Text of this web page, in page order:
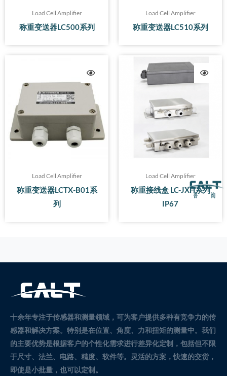
Load Cell Amplifier
称重变送器LC500系列
Load Cell Amplifier
称重变送器LC510系列
Load Cell Amplifier
称重变送器LCTX-B01系
列
Load Cell Amplifier
称重接线盒 LC-JXH系列
IP67
十余年专注于传感器和测量领域，可为客户提供多种有竞争力的传
感器和解决方案。 特别是在位置、角度、力和扭矩的测量中。 我们
的主要优势是根据客户的个性化需求进行差异化定制，包括但不限
于尺寸、法兰、电路、精度、软件等。灵活的方案，快速的交货，
即使是小批量，也可以定制。